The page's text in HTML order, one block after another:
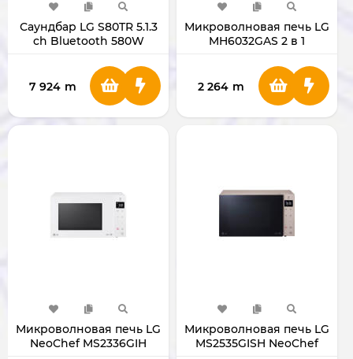
Саундбар LG S80TR 5.1.3
ch Bluetooth 580W
7 924 m
Микроволновая печь LG
MH6032GAS 2 в 1
2 264 m
Микроволновая печь LG
NeoChef MS2336GIH
Микроволновая печь LG
MS2535GISH NeoChef